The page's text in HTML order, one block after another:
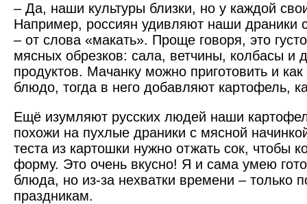
– Да, наши культуры близки, но у каждой
Например, россиян удивляют наши драники
– от слова «макать». Проще говоря, это
мясных обрезков: сала, ветчины, колбасы и
продуктов. Мачанку можно приготовить и
блюдо, тогда в него добавляют картофель,
Ещё изумляют русских людей наши
похожи на пухлые драники с мясной
теста из картошки нужно отжать сок, чтобы
форму. Это очень вкусно! Я и сама умею
блюда, но из-за нехватки времени – только
праздникам.